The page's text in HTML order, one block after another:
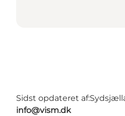
Sidst opdateret af:
info@vism.dk